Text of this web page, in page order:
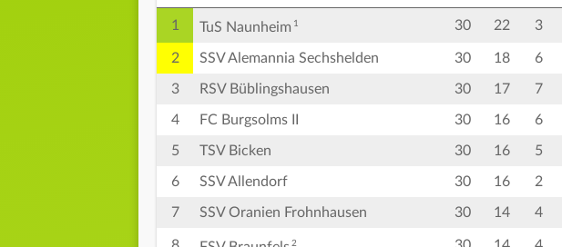
1 TuS Naunheim 1 30 22 3
2 SSV Alemannia Sechshelden 30 18 6
3 RSV Büblingshausen 30 17 7
4 FC Burgsolms II 30 16 6
5 TSV Bicken 30 16 5
6 SSV Allendorf 30 16 2
7 SSV Oranien Frohnhausen 30 14 4
2